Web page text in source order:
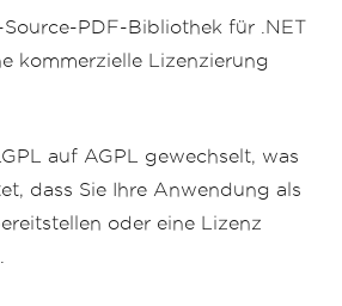
PDF-Bibliothek für .NET
kommerzielle Lizenzierung
auf AGPL gewechselt, was
dass Sie Ihre Anwendung als
oder eine Lizenz